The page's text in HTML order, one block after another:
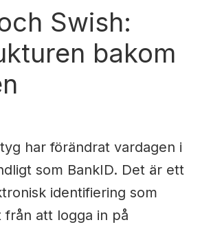
Swish:
bakom
har förändrat vardagen i
som BankID. Det är ett
identifiering som
från att logga in på